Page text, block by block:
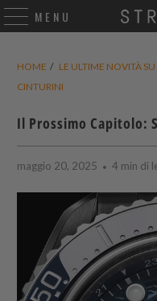
MENU
HOME / LE ULTIME NOVITÀ
CINTURINI
Il Prossimo Capitolo:
maggio 20, 2025 4 min di